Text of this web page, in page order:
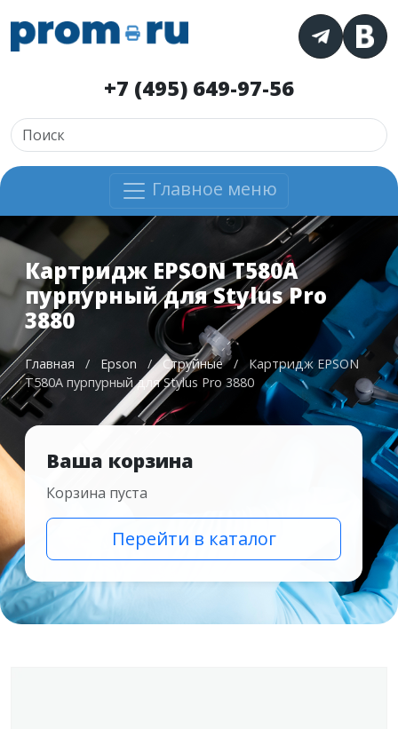
+7 (495) 649-97-56
Главное меню
Картридж EPSON T580A
пурпурный для Stylus Pro
3880
Главная / Epson / Струйные /
Картридж EPSON
T580A пурпурный для Stylus Pro 3880
Ваша корзина
Корзина пуста
Перейти в каталог